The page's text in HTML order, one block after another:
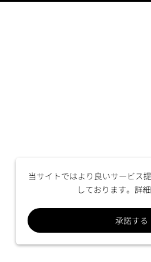
当サイトではより良いサービス
しております。詳
承諾する